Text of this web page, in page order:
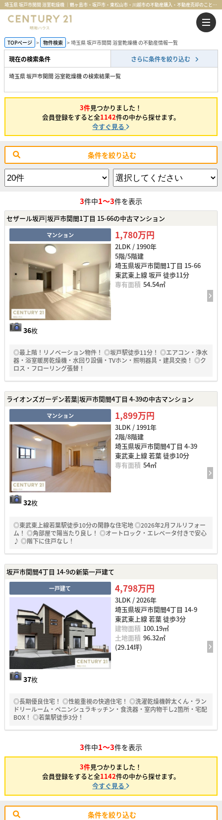
埼玉県 坂戸市関間 浴室乾燥機 ｜鶴ヶ島市・坂戸市・東松山市・川越市の不動産購入・不動産売却のことならセンチュリー21明和ハウス
TOPページ 物件検索 埼玉県 坂戸市関間 浴室乾燥機 の不動産情報一覧
現在の検索条件 さらに条件を絞り込む
埼玉県 坂戸市関間 浴室乾燥機 の検索結果一覧
3件見つかりました！
会員登録をすると全1142件の中から探せます。
今すぐ見る
条件を絞り込む
3件中1～3件を表示
セザール坂戸|坂戸市関間1丁目 15-66の中古マンション
マンション
36枚
1,780万円
2LDK / 1990年
5階/5階建
埼玉県坂戸市関間1丁目 15-66
東武東上線 坂戸 徒歩11分
専有面積 54.54㎡
◎最上階！リノベーション物件！ ◎坂戸駅徒歩11分！ ◎エアコン・浄水
器・浴室暖房乾燥機・水回り設備・TVホン・照明器具・建具交換！ ◎ク
ロス・フローリング張替！
ライオンズガーデン若葉|坂戸市関間4丁目 4-39の中古マンション
マンション
32枚
1,899万円
3LDK / 1991年
2階/8階建
埼玉県坂戸市関間4丁目 4-39
東武東上線 若葉 徒歩10分
専有面積 54㎡
◎東武東上線若葉駅徒歩10分の閑静な住宅地 ◎2026年2月フルリフォー
ム！ ◎角部屋で陽当たり良し！ ◎オートロック・エレベータ付きで安心
♪ ◎階下に住戸なし！
坂戸市関間4丁目 14-9の新築一戸建て
一戸建て
37枚
4,798万円
3LDK / 2026年
埼玉県坂戸市関間4丁目 14-9
東武東上線 若葉 徒歩3分
建物面積 100.19㎡
土地面積 96.32㎡
(29.14坪)
◎長期優良住宅！ ◎性能重視の快適住宅！ ◎洗濯乾燥機幹太くん・ラン
ドリールーム・ペニンシュラキッチン・食洗器・室内物干し2箇所・宅配
BOX！ ◎若葉駅徒歩3分！
3件中1～3件を表示
3件見つかりました！
会員登録をすると全1142件の中から探せます。
今すぐ見る
条件を絞り込む